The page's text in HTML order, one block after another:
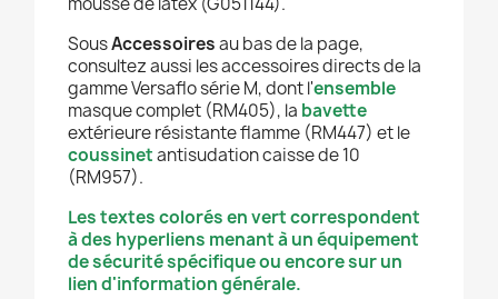
SousAccessoiresau bas de la page,
consultez aussi les accessoires directs de la
gamme Versaflo série M, dont l'ensemble
masque complet (RM405), la bavette
extérieure résistante flamme (RM447) et le
coussinetantisudation caisse de 10
(RM957).
Les textes colorés en vert correspondent
à des hyperliens menant à un équipement
de sécurité spécifique ou encore sur un
lien d'information générale.